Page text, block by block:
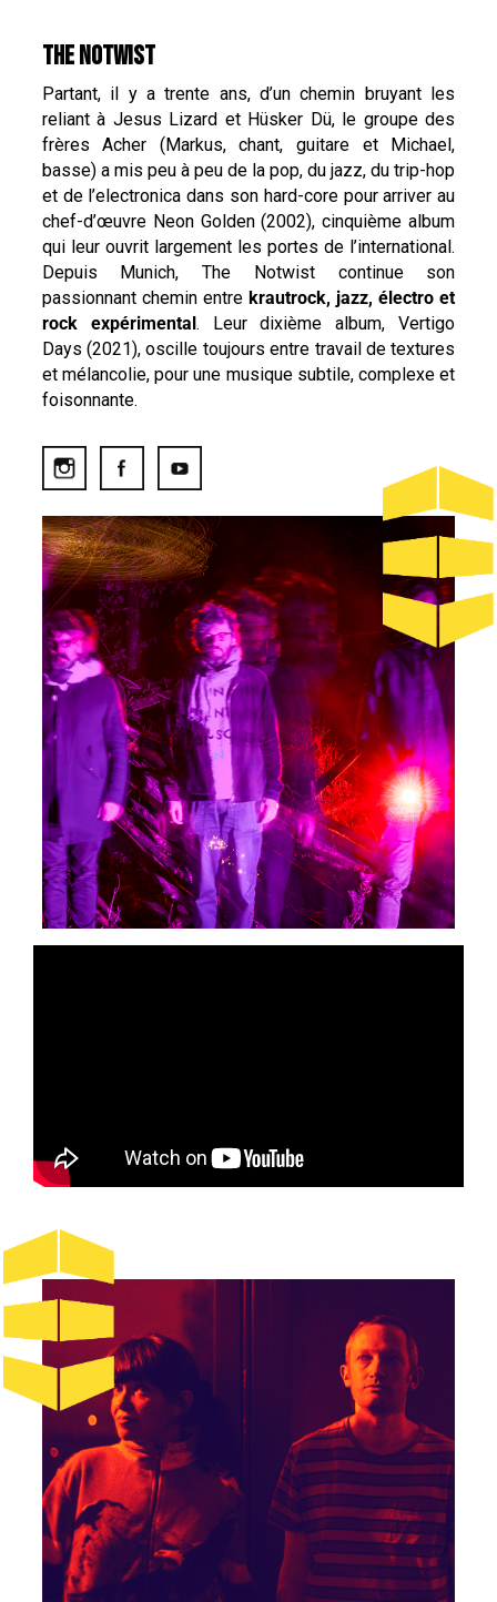
THE NOTWIST
Partant, il y a trente ans, d’un chemin bruyant les
reliant à Jesus Lizard et Hüsker Dü, le groupe des
frères Acher (Markus, chant, guitare et Michael,
basse) a mis peu à peu de la pop, du jazz, du trip-hop
et de l’electronica dans son hard-core pour arriver au
chef-d’œuvre Neon Golden (2002), cinquième album
qui leur ouvrit largement les portes de l’international.
Depuis Munich, The Notwist continue son
passionnant chemin entre krautrock, jazz, électro et
rock expérimental. Leur dixième album, Vertigo
Days (2021), oscille toujours entre travail de textures
et mélancolie, pour une musique subtile, complexe et
foisonnante.